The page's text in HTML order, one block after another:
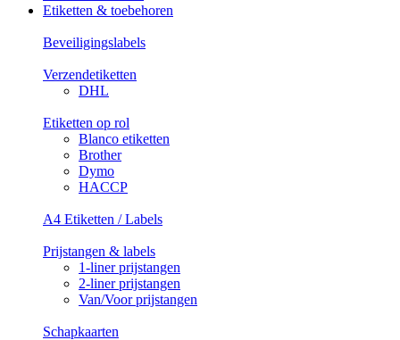
Etiketten & toebehoren
Beveiligingslabels
Verzendetiketten
DHL
Etiketten op rol
Blanco etiketten
Brother
Dymo
HACCP
A4 Etiketten / Labels
Prijstangen & labels
1-liner prijstangen
2-liner prijstangen
Van/Voor prijstangen
Schapkaarten